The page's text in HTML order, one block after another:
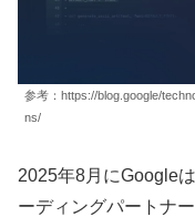
参考：https://blog.google/
ns/
2025年8月にGoogle
ーディングパートナー